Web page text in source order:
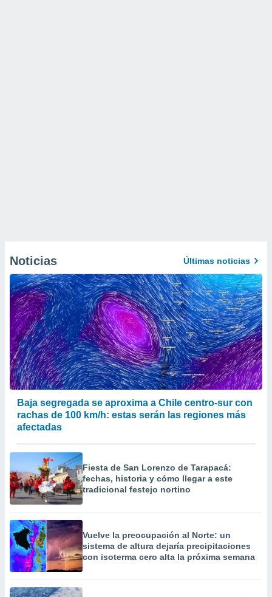
Noticias Últimas noticias
Baja segregada se aproxima a Chile centro-sur con
rachas de 100 km/h: estas serán las regiones más
afectadas
Fiesta de San Lorenzo de Tarapacá:
fechas, historia y cómo llegar a este
tradicional festejo nortino
Vuelve la preocupación al Norte: un
sistema de altura dejaría precipitaciones
con isoterma cero alta la próxima semana